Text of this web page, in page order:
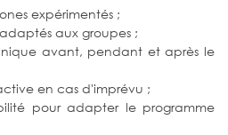
expérimentés ;
aux groupes ;
avant, pendant et après le
en cas d'imprévu ;
pour adapter le programme